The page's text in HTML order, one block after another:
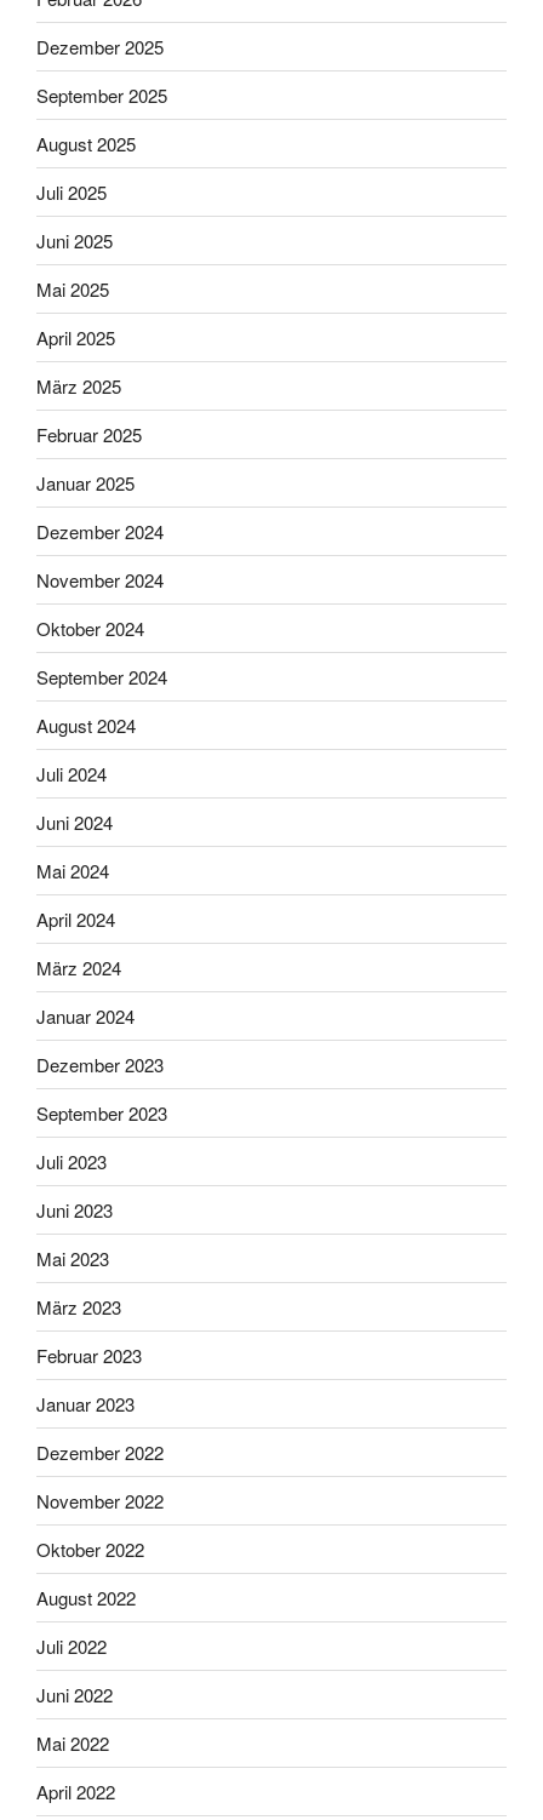
Dezember 2025
September 2025
August 2025
Juli 2025
Juni 2025
Mai 2025
April 2025
März 2025
Februar 2025
Januar 2025
Dezember 2024
November 2024
Oktober 2024
September 2024
August 2024
Juli 2024
Juni 2024
Mai 2024
April 2024
März 2024
Januar 2024
Dezember 2023
September 2023
Juli 2023
Juni 2023
Mai 2023
März 2023
Februar 2023
Januar 2023
Dezember 2022
November 2022
Oktober 2022
August 2022
Juli 2022
Juni 2022
Mai 2022
April 2022